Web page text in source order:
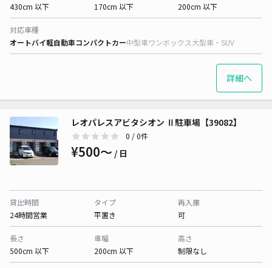
430cm 以下
170cm 以下
200cm 以下
対応車種
オートバイ軽自動車コンパクトカー中型車ワンボックス大型車・SUV
詳細へ
レオパレスアビタシオン Ⅱ駐車場【39082】
0 / 0件
¥500〜 / 日
貸出時間
24時間営業
タイプ
平置き
再入庫
可
長さ
500cm 以下
車幅
200cm 以下
高さ
制限なし